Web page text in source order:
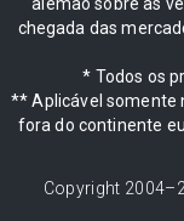
chegada das
* Todos os
** Aplicável somente
fora do continente
Copyright 2004–